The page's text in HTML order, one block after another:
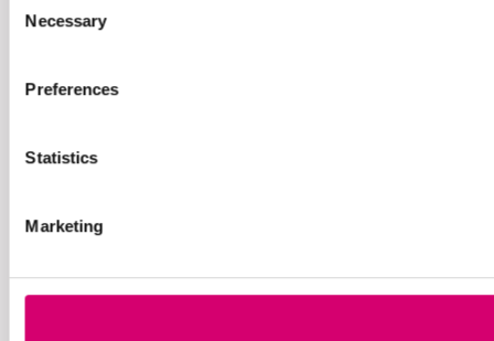
Selection
Necessary
Preferences
Statistics
Marketing